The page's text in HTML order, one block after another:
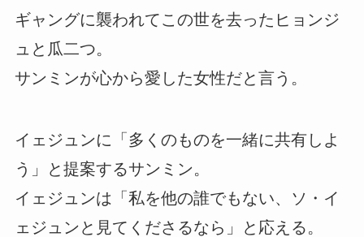
ギャングに襲われてこの世を去ったヒョンジ
ュと瓜二つ。
サンミンが心から愛した女性だと言う。
イェジュンに「多くのものを一緒に共有しよ
う」と提案するサンミン。
イェジュンは「私を他の誰でもない、ソ・イ
ェジュンと見てくださるなら」と応える。